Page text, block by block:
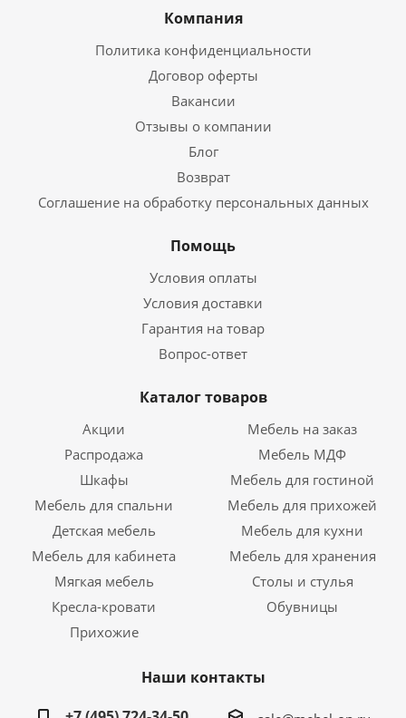
Компания
Политика конфиденциальности
Договор оферты
Вакансии
Отзывы о компании
Блог
Возврат
Соглашение на обработку персональных данных
Помощь
Условия оплаты
Условия доставки
Гарантия на товар
Вопрос-ответ
Каталог товаров
Акции
Мебель на заказ
Распродажа
Мебель МДФ
Шкафы
Мебель для гостиной
Мебель для спальни
Мебель для прихожей
Детская мебель
Мебель для кухни
Мебель для кабинета
Мебель для хранения
Мягкая мебель
Столы и стулья
Кресла-кровати
Обувницы
Прихожие
Наши контакты